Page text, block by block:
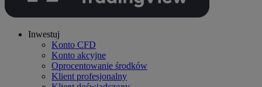
Inwestuj
Konto CFD
Konto akcyjne
Oprocentowanie środków
Klient profesjonalny